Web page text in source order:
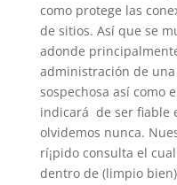
como protege las
de sitios. Así que se
adonde
administración de
sospechosa así­ como
indicará de ser fiable
olvidemos nunca.
rí¡pido consulta el
dentro de (limpio